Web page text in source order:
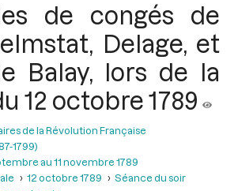
de congés de
Delage, et
Balay, lors de la
12 octobre 1789
de la Révolution Française
1799)
au 11 novembre 1789
12 octobre 1789
Séance du soir